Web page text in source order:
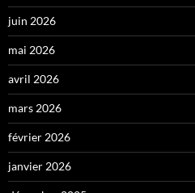
juin 2026
mai 2026
avril 2026
mars 2026
février 2026
janvier 2026